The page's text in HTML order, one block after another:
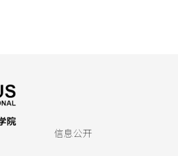
信息公开